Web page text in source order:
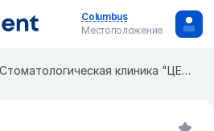
Columbus
Местоположение
Стоматологическая клиника "ЦЕНТР СЕМЕЙНОЙ СТОМАТОЛОГИИ"